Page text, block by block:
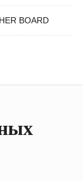
BOARD